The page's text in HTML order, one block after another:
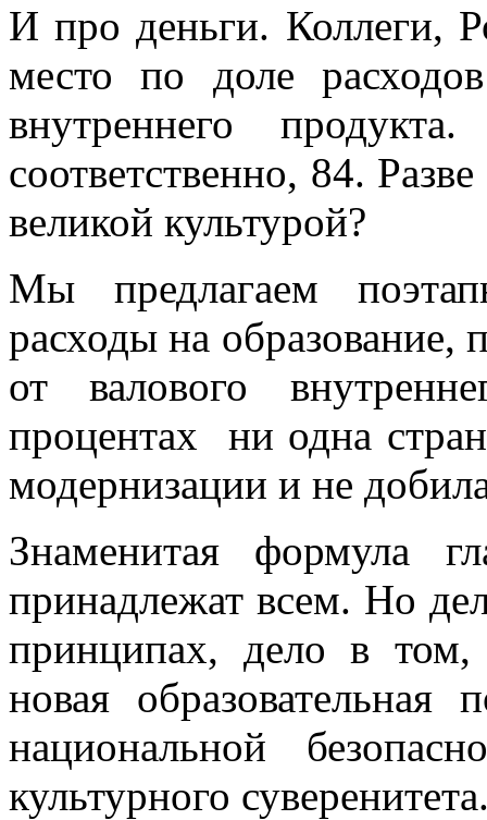
И про деньги. Коллеги,
место по доле
внутреннего
соответственно, 84.
великой культурой?
Мы предлагаем
расходы на образование,
от валового
процентах ни одна
модернизации и не
Знаменитая формула
принадлежат всем. Но
принципах, дело в
новая образовательная
национальной
культурного